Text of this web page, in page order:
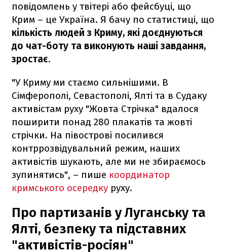
повідомлень у твітері або фейсбуці, що
Крим – це Україна. Я бачу по статистиці, що
кількість людей з Криму, які доєднуються
до чат-боту та виконують наші завдання,
зростає.
"У Криму ми стаємо сильнішими. В
Сімферополі, Севастополі, Ялті та в Судаку
активістам руху "Жовта Стрічка" вдалося
поширити понад 280 плакатів та жовті
стрічки. На півострові посилився
контррозвідувальний режим, наших
активістів шукають, але ми не збираємось
зупинятись", – пише координатор
кримського осередку руху.
Про партизанів у Луганську та
Ялті, безпеку та підставних
"активістів-росіян"